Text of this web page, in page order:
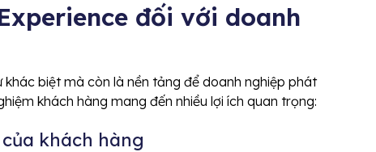
đối với doanh
biệt mà còn là nền tảng để doanh nghiệp phát
khách hàng mang đến nhiều lợi ích quan trọng:
khách hàng